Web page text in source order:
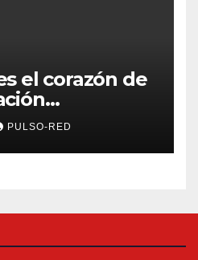
el corazón de
de la
PULSO-RED